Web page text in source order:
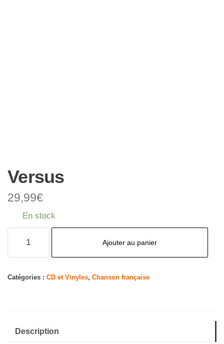
Versus
29,99€
En stock
Ajouter au panier
Catégories : CD et Vinyles, Chanson française
Description